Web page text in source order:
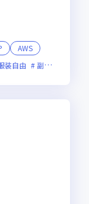
AWS
装自由 副業可